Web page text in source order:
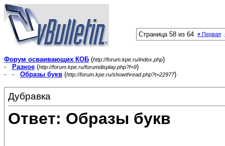
Страница 58 из 64 « Первая
Форум осваивающих КОБ (http://forum.kpe.ru/index.php)
-
Разное (http://forum.kpe.ru/forumdisplay.php?f=9)
- - Образы букв (http://forum.kpe.ru/showthread.php?t=22977)
Дубравка
Ответ: Образы букв